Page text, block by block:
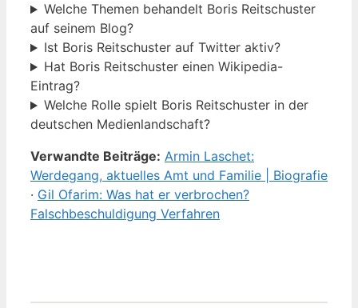
Welche Themen behandelt Boris Reitschuster
auf seinem Blog?
Ist Boris Reitschuster auf Twitter aktiv?
Hat Boris Reitschuster einen Wikipedia-
Eintrag?
Welche Rolle spielt Boris Reitschuster in der
deutschen Medienlandschaft?
Verwandte Beiträge: Armin Laschet:
Werdegang, aktuelles Amt und Familie | Biografie
· Gil Ofarim: Was hat er verbrochen?
Falschbeschuldigung Verfahren